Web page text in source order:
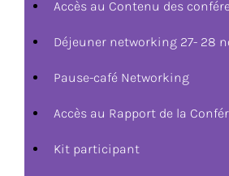
Accès au Contenu des
Déjeuner networking 27- 28
Pause-café Networking
Accès au Rapport de la
Kit participant